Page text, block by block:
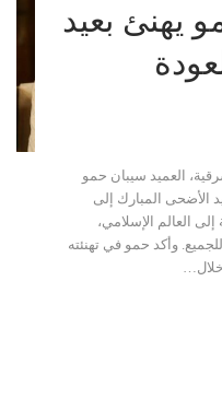
يهنئ بعيد
العميد سيبان حمو
الأضحى المبارك إلى
العالم الإسلامي،
وأكد حمو في تهنئته